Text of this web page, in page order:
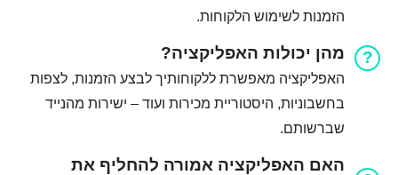
הזמנות לשימוש הלקוחות.
מהן יכולות האפליקציה?
האפליקציה מאפשרת ללקוחותיך לבצע הזמנות, לצפות
בחשבוניות, היסטוריית מכירות ועוד – ישירות מהנייד
שברשותם.
האם האפליקציה אמורה להחליף את